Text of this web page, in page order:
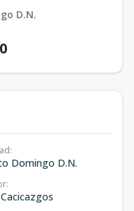
D.N.
:
Domingo D.N.
: